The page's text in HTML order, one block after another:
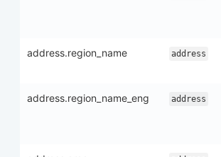
address.region_name address
address.region_name_eng address